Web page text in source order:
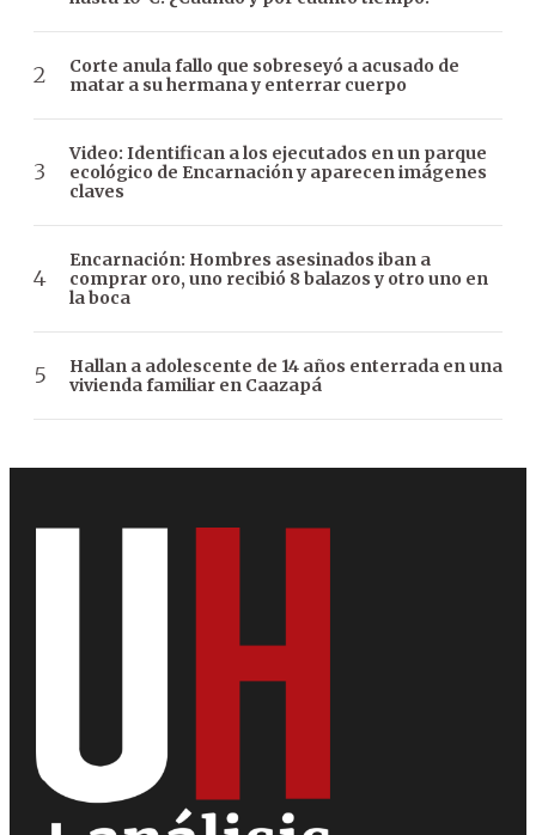
Corte anula fallo que sobreseyó a acusado de
matar a su hermana y enterrar cuerpo
Video: Identifican a los ejecutados en un parque
ecológico de Encarnación y aparecen imágenes
claves
Encarnación: Hombres asesinados iban a
comprar oro, uno recibió 8 balazos y otro uno en
la boca
Hallan a adolescente de 14 años enterrada en una
vivienda familiar en Caazapá